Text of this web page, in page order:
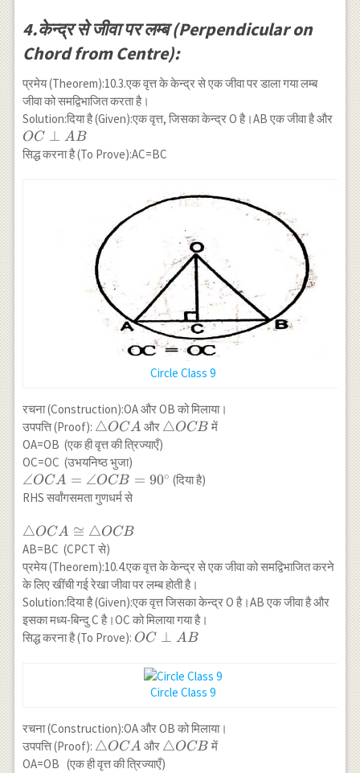
\triangle
RBS
4.केन्द्र से जीवा पर लम्ब (Perpendicular on
Chord from Centre):
प्रमेय (Theorem):10.3.एक वृत्त के केन्द्र से एक जीवा पर डाला गया लम्ब
जीवा को समद्विभाजित करता है।
Solution:दिया है (Given):एक वृत्त, जिसका केन्द्र O है।AB एक जीवा है औरOC
OC ⊥ AB
सिद्ध करना है (To Prove):AC=BC
Circle Class 9
रचना (Construction):OA और OB को मिलाया।
उपपत्ति (Proof): \triangle
OCA
△OCA और \triangle
△OCB में
OA=OB (एक ही वृत्त की त्रिज्याएँ)
OC=OC (उभयनिष्ठ भुजा)
\angle
OCA=\angle
∠OCA = ∠OCB = 90∘ (दिया है)
RHS सर्वांगसमता गुणधर्म से
\triangle
OCA
\cong
\triangle
OCB
△OCA ≅ △OCB
AB=BC (CPCT से)
प्रमेय (Theorem):10.4.एक वृत्त के केन्द्र से एक जीवा को समद्विभाजित करने
के लिए खींची गई रेखा जीवा पर लम्ब होती है।
Solution:दिया है (Given):एक वृत्त जिसका केन्द्र O है।AB एक जीवा है और
इसका मध्य-बिन्दु C है।OC को मिलाया गया है।
सिद्ध करना है (To Prove): OC
AB
OC ⊥ AB
Circle Class 9
रचना (Construction):OA और OB को मिलाया।
उपपत्ति (Proof): \triangle
OCA
△OCA और \triangle
OCB
△OCB में
OA=OB (एक ही वृत्त की त्रिज्याएँ)